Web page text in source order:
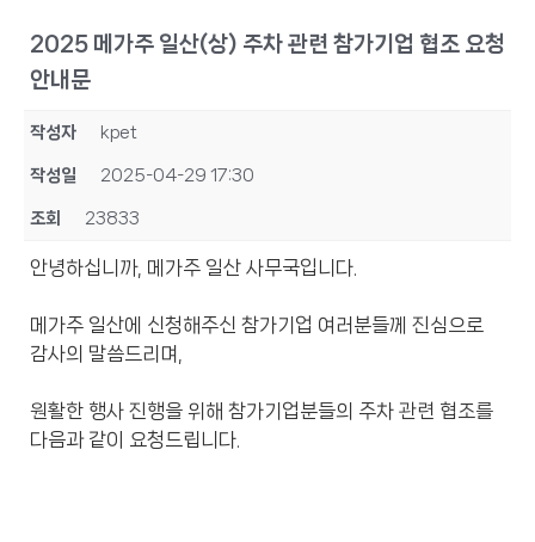
2025 메가주 일산(상) 주차 관련 참가기업 협조 요청
안내문
작성자 kpet
작성일 2025-04-29 17:30
조회 23833
안녕하십니까, 메가주 일산 사무국입니다.
메가주 일산에 신청해주신 참가기업 여러분들께 진심으로
감사의 말씀드리며,
원활한 행사 진행을 위해 참가기업분들의 주차 관련 협조를
다음과 같이 요청드립니다.